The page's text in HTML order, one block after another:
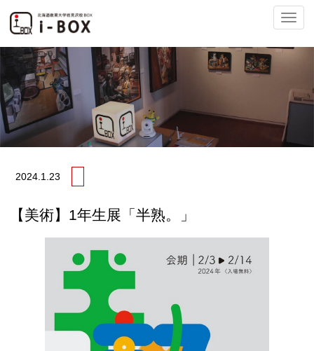
ナ
ビ
2024. 1.23
【美術】1年生展「半熟。」